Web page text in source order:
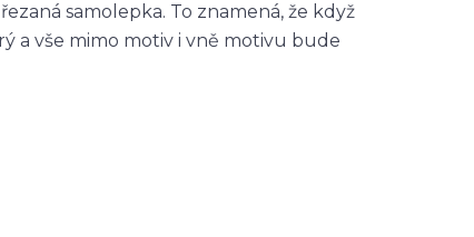
samolepka. To znamená, že když
a vše mimo motiv i vně motivu bude